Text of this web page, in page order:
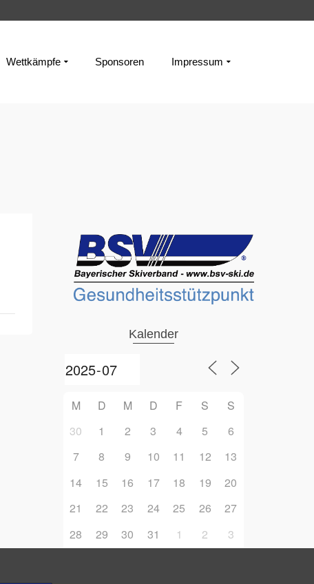
Wettkämpfe Sponsoren Impressum
Kalender
M D M D F S
S
30
1 2 3 4 5
6
7
8 9 10 11 12
13
14
15 16 17 18 19
20
21
22 23 24 25 26
27
28
29 30 31 1 2 3